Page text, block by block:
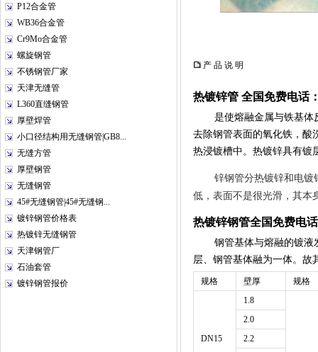
P12合金管
WB36合金管
Cr9Mo合金管
螺旋钢管
不锈钢管厂家
天津无缝管
L360直缝钢管
厚壁焊管
小口径结构用无缝钢管|GB8...
无缝方管
厚壁钢管
无缝钢管
45#无缝钢管|45#无缝钢...
镀锌钢管价格表
热镀锌无缝钢管
天津钢管厂
石油套管
镀锌钢管报价
产 品 说 明
热镀锌管 全国免费电话
是使熔融金属与铁基体
去除钢管表面的氧化铁，酸
热浸镀槽中。热镀锌具有镀
锌钢管分热镀锌和电镀
低，表面不是很光滑，其本
热镀锌钢管全国免费电
钢管基体与熔融的镀液
层、钢管基体融为一体。故
规格 壁厚 规格
DN15
1.8
2.0
2.2